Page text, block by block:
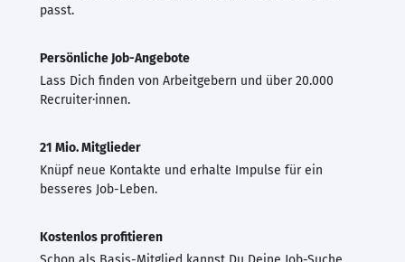
passt.
Persönliche Job-Angebote
Lass Dich finden von Arbeitgebern und über 20.000
Recruiter·innen.
21 Mio. Mitglieder
Knüpf neue Kontakte und erhalte Impulse für ein
besseres Job-Leben.
Kostenlos profitieren